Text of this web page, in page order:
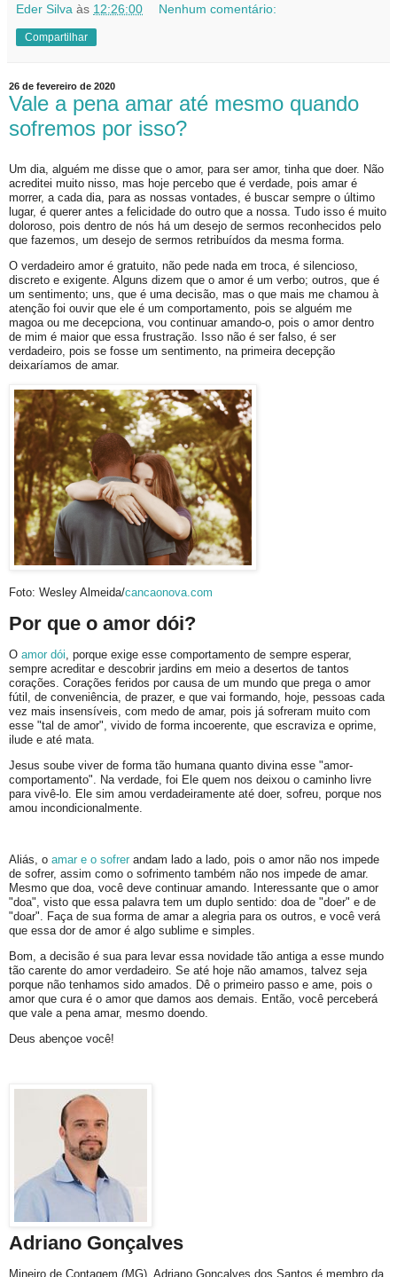
Eder Silva às 12:26:00 Nenhum comentário:
Compartilhar
26 de fevereiro de 2020
Vale a pena amar até mesmo quando
sofremos por isso?
Um dia, alguém me disse que o amor, para ser amor, tinha que doer. Não
acreditei muito nisso, mas hoje percebo que é verdade, pois amar é
morrer, a cada dia, para as nossas vontades, é buscar sempre o último
lugar, é querer antes a felicidade do outro que a nossa. Tudo isso é muito
doloroso, pois dentro de nós há um desejo de sermos reconhecidos pelo
que fazemos, um desejo de sermos retribuídos da mesma forma.
O verdadeiro amor é gratuito, não pede nada em troca, é silencioso,
discreto e exigente. Alguns dizem que o amor é um verbo; outros, que é
um sentimento; uns, que é uma decisão, mas o que mais me chamou à
atenção foi ouvir que ele é um comportamento, pois se alguém me
magoa ou me decepciona, vou continuar amando-o, pois o amor dentro
de mim é maior que essa frustração. Isso não é ser falso, é ser
verdadeiro, pois se fosse um sentimento, na primeira decepção
deixaríamos de amar.
Foto: Wesley Almeida/cancaonova.com
Por que o amor dói?
O amor dói , porque exige esse comportamento de sempre esperar,
sempre acreditar e descobrir jardins em meio a desertos de tantos
corações. Corações feridos por causa de um mundo que prega o amor
fútil, de conveniência, de prazer, e que vai formando, hoje, pessoas cada
vez mais insensíveis, com medo de amar, pois já sofreram muito com
esse "tal de amor", vivido de forma incoerente, que escraviza e oprime,
ilude e até mata.
Jesus soube viver de forma tão humana quanto divina esse "amor-
comportamento". Na verdade, foi Ele quem nos deixou o caminho livre
para vivê-lo. Ele sim amou verdadeiramente até doer, sofreu, porque nos
amou incondicionalmente.
Aliás, o amar e o sofrer andam lado a lado, pois o amor não nos impede
de sofrer, assim como o sofrimento também não nos impede de amar.
Mesmo que doa, você deve continuar amando. Interessante que o amor
"doa", visto que essa palavra tem um duplo sentido: doa de "doer" e de
"doar". Faça de sua forma de amar a alegria para os outros, e você verá
que essa dor de amor é algo sublime e simples.
Bom, a decisão é sua para levar essa novidade tão antiga a esse mundo
tão carente do amor verdadeiro. Se até hoje não amamos, talvez seja
porque não tenhamos sido amados. Dê o primeiro passo e ame, pois o
amor que cura é o amor que damos aos demais. Então, você perceberá
que vale a pena amar, mesmo doendo.
Deus abençoe você!
Adriano Gonçalves
Mineiro de Contagem (MG), Adriano Gonçalves dos Santos é membro da